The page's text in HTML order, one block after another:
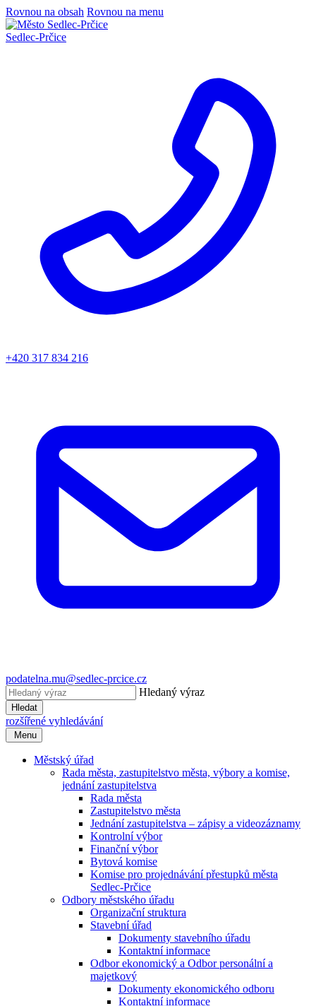
Rovnou na obsah Rovnou na menu
Sedlec-Prčice
+420 317 834 216
podatelna.mu@sedlec-prcice.cz
Hledaný výraz
Hledat
rozšířené vyhledávání
Menu
Městský úřad
Rada města, zastupitelstvo města, výbory a komise,
jednání zastupitelstva
Rada města
Zastupitelstvo města
Jednání zastupitelstva – zápisy a videozáznamy
Kontrolní výbor
Finanční výbor
Bytová komise
Komise pro projednávání přestupků města
Sedlec-Prčice
Odbory městského úřadu
Organizační struktura
Stavební úřad
Dokumenty stavebního úřadu
Kontaktní informace
Odbor ekonomický a Odbor personální a
majetkový
Dokumenty ekonomického odboru
Kontaktní informace